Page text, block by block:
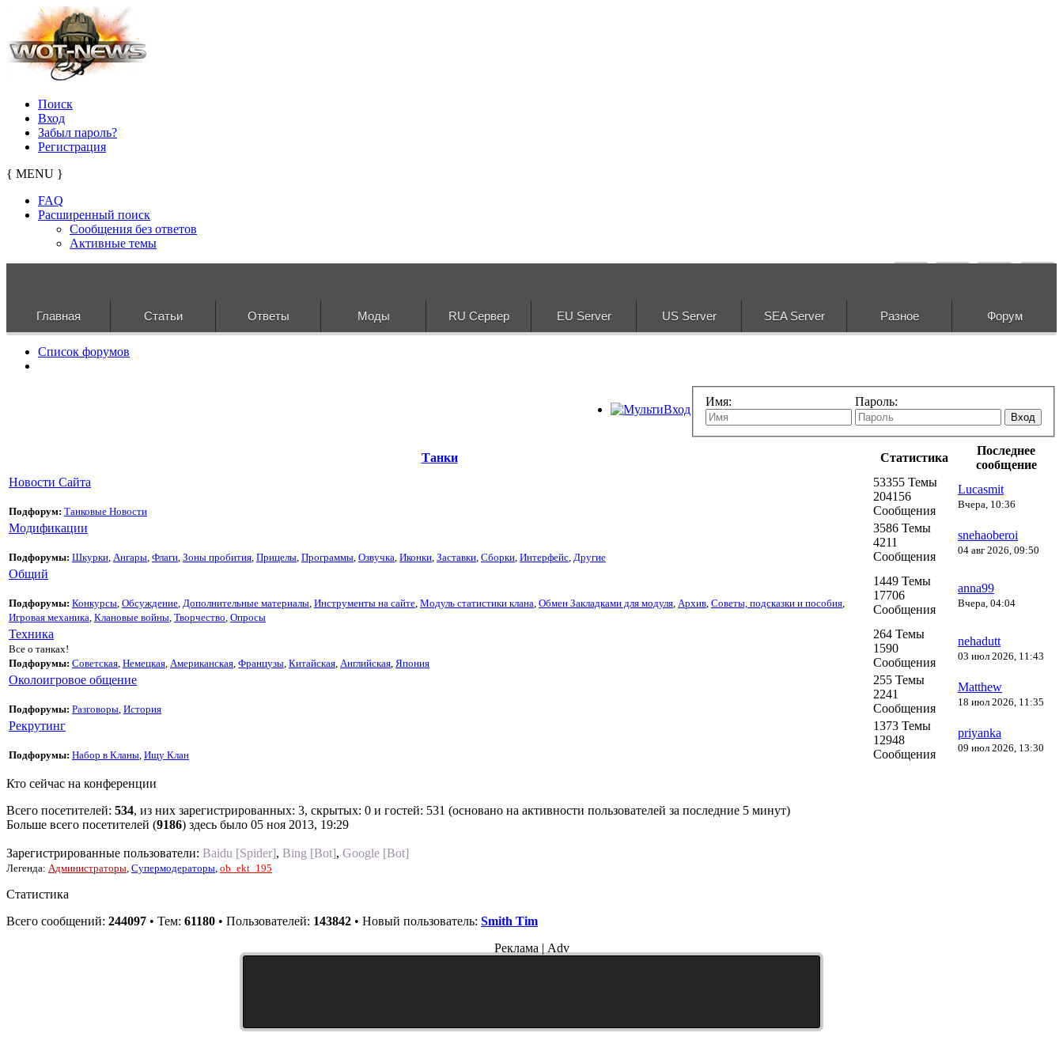
Поиск
Вход
Забыл пароль?
Регистрация
{ MENU }
FAQ
Расширенный поиск
Сообщения без ответов
Активные темы
Главная Статьи Ответы Моды RU Сервер EU Server US Server SEA Server Разное Форум
Список форумов
Имя: Пароль:
Вход
Танки Статистика
Последнее
сообщение
Новости Сайта
Подфорум: Танковые Новости
53355 Темы
204156
Сообщения
Lucasmit
Вчера, 10:36
Модификации
Подфорумы: Шкурки Ангары Флаги Зоны пробития Прицелы Программы Озвучка Иконки Заставки Сборки Интерфейс Другие
3586 Темы
4211
Сообщения
snehaoberoi
04 авг 2026, 09:50
Общий
Подфорумы: Конкурсы Обсуждение Дополнительные материалы Инструменты на сайте Модуль статистики клана Обмен Закладками для модуля Архив Советы, подсказки и пособия
Игровая механика Клановые войны Творчество Опросы
1449 Темы
17706
Сообщения
anna99
Вчера, 04:04
Техника
Все о танках!
Подфорумы: Советская Немецкая Американская Французы Китайская Английская Япония
264 Темы
1590
Сообщения
nehadutt
03 июл 2026, 11:43
Околоигровое общение
Подфорумы: Разговоры История
255 Темы
2241
Сообщения
Matthew
18 июл 2026, 11:35
Рекрутинг
Подфорумы: Набор в Кланы Ищу Клан
1373 Темы
12948
Сообщения
priyanka
09 июл 2026, 13:30
Кто сейчас на конференции
Всего посетителей: 534, из них зарегистрированных: 3, скрытых: 0 и гостей: 531 (основано на активности пользователей за последние 5 минут)
Больше всего посетителей (9186) здесь было 05 ноя 2013, 19:29
Зарегистрированные пользователи: Baidu [Spider], Bing [Bot], Google [Bot]
Легенда: Администраторы Супермодераторы ob_ekt_195
Статистика
Всего сообщений: 244097 • Тем: 61180 • Пользователей: 143842 • Новый пользователь: Smith Tim
Реклама | Adv